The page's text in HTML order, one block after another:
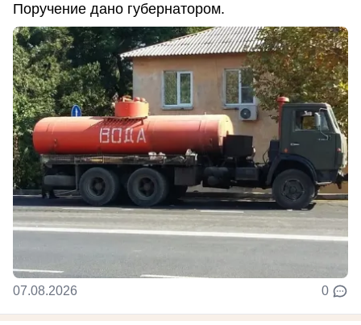
Поручение дано губернатором.
07.08.2026 0